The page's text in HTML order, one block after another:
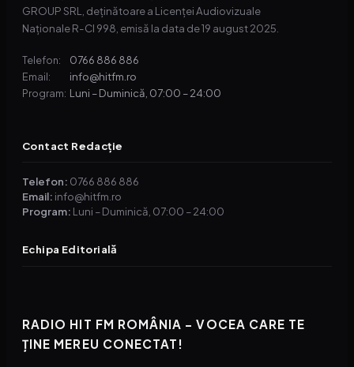
GROUP SRL, deținătoare a Licenței Audiovizuale
Naționale R-CI 998, emisă la data de 19 august 2025.
Telefon: 0766 886 886
Email: info@hitfm.ro
Program: Luni – Duminică, 07:00 – 24:00
Contact Redacție
Telefon: 0766 886 886
Email: info@hitfm.ro
Program: Luni – Duminică, 07:00 – 24:00
Echipa Editorială
RADIO HIT FM ROMÂNIA – VOCEA CARE TE
ȚINE MEREU CONECTAT!